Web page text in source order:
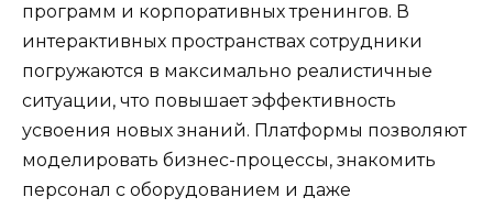
программ и корпоративных тренингов. В
интерактивных пространствах сотрудники
погружаются в максимально реалистичные
ситуации, что повышает эффективность
усвоения новых знаний. Платформы позволяют
моделировать бизнес-процессы, знакомить
персонал с оборудованием и даже